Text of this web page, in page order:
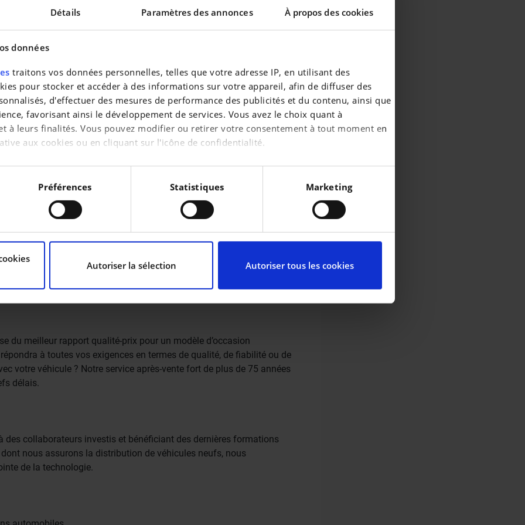
Détails Paramètres des annonces À propos des cookies
données
traitons vos données personnelles, telles que votre adresse IP, en utilisant des
pour stocker et accéder à des informations sur votre appareil, afin de diffuser des
d'effectuer des mesures de performance des publicités et du contenu, ainsi que
favorisant ainsi le développement de services. Vous avez le choix quant à
à leurs finalités. Vous pouvez modifier ou retirer votre consentement à tout moment en
aux cookies ou en cliquant sur l'icône de confidentialité.
également :
sur votre localisation géographique qui peuvent être précises à plusieurs mètres
en l'analysant activement pour en relever les caractéristiques spécifiques (empreintes
de vos données personnelles et définir vos préférences, reportez-vous à la
modifier ou retirer votre consentement à tout moment à partir de la déclaration sur
personnaliser le contenu et les annonces, d’offrir des fonctionnalités relatives aux
fournies ou qu’ils ont collectées lors de votre utilisation de leurs services.
Préférences Statistiques Marketing
Autoriser la sélection Autoriser tous les cookies
de second choix ! Chacune de nos**voitures d`occasion**a été
rigoureux, ce qui nous permet de garantir leur fiabilité et leur durabilité.
aller jusqu’à 7 ans**, vous roulez toujours en toute sérénité.
De l’**assurance**au**financement** en passant par
d’une expérience complète et unique.
du meilleur rapport qualité-prix pour un modèle d’occasion
à toutes vos exigences en termes de qualité, de fiabilité ou de
votre véhicule ? Notre service après-vente fort de plus de 75 années
délais.
des collaborateurs investis et bénéficiant des dernières formations
nous assurons la distribution de véhicules neufs, nous
de la technologie.